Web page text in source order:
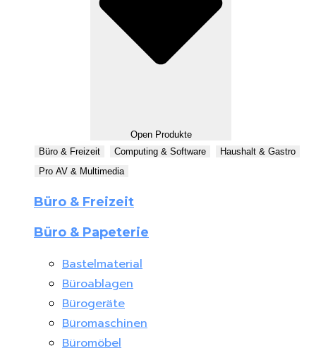
Open Produkte
Büro & Freizeit
Computing & Software
Haushalt & Gastro
Pro AV & Multimedia
Büro & Freizeit
Büro & Papeterie
Bastelmaterial
Büroablagen
Bürogeräte
Büromaschinen
Büromöbel